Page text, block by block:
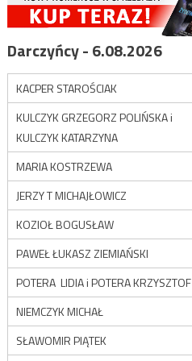
Darczyńcy - 6.08.2026
KACPER STAROŚCIAK
KULCZYK GRZEGORZ POLIŃSKA i
KULCZYK KATARZYNA
MARIA KOSTRZEWA
JERZY T MICHAJŁOWICZ
KOZIOŁ BOGUSŁAW
PAWEŁ ŁUKASZ ZIEMIAŃSKI
POTERA LIDIA i POTERA KRZYSZTOF
NIEMCZYK MICHAŁ
SŁAWOMIR PIĄTEK